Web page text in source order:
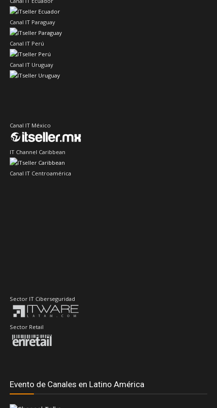
Canal IT Paraguay
Canal IT Perú
Canal IT Uruguay
Canal IT México
IT Channel Caribbean
Canal IT Centroamérica
Sector IT Ciberseguridad
Sector Retail
Evento de Canales en Latino América